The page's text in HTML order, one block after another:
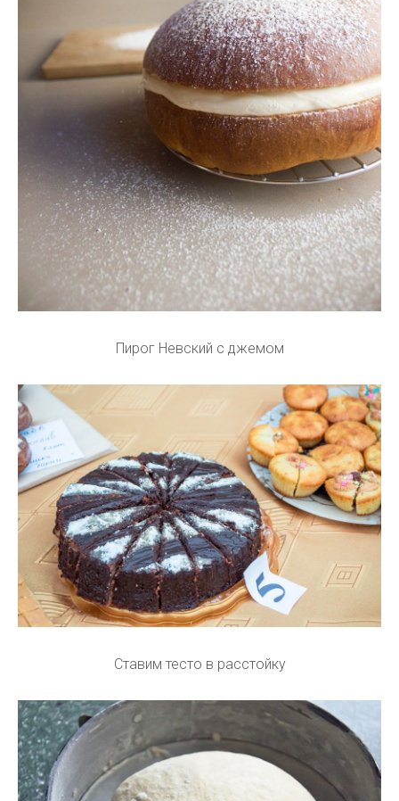
Пирог Невский с джемом
Ставим тесто в расстойку